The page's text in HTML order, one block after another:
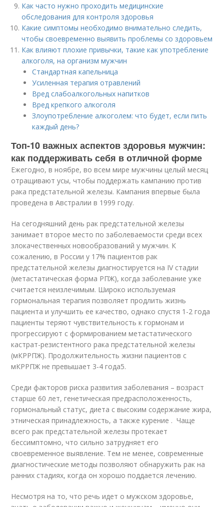
Как часто нужно проходить медицинские
обследования для контроля здоровья
Какие симптомы необходимо внимательно следить,
чтобы своевременно выявить проблемы со здоровьем
Как влияют плохие привычки, такие как употребление
алкоголя, на организм мужчин
Стандартная капельница
Усиленная терапия отравлений
Вред слабоалкогольных напитков
Вред крепкого алкоголя
Злоупотребление алкоголем: что будет, если пить
каждый день?
Топ-10 важных аспектов здоровья мужчин:
как поддерживать себя в отличной форме
Ежегодно, в ноябре, во всем мире мужчины целый месяц
отращивают усы, чтобы поддержать кампанию против
рака предстательной железы. Кампания впервые была
проведена в Австралии в 1999 году.
На сегодняшний день рак предстательной железы
занимает второе место по заболеваемости среди всех
злокачественных новообразований у мужчин. К
сожалению, в России у 17% пациентов рак
предстательной железы диагностируется на IV стадии
(метастатическая форма РПЖ), когда заболевание уже
считается неизлечимым. Широко используемая
гормональная терапия позволяет продлить жизнь
пациента и улучшить ее качество, однако спустя 1-2 года
пациенты теряют чувствительность к гормонам и
прогрессируют с формированием метастатического
кастрат-резистентного рака предстательной железы
(мКРРПЖ). Продолжительность жизни пациентов с
мКРРПЖ не превышает 3-4 года5.
Среди факторов риска развития заболевания – возраст
старше 60 лет, генетическая предрасположенность,
гормональный статус, диета с высоким содержание жира,
этническая принадлежность, а также курение . Чаще
всего рак предстательной железы протекает
бессимптомно, что сильно затрудняет его
своевременное выявление. Тем не менее, современные
диагностические методы позволяют обнаружить рак на
ранних стадиях, когда он хорошо поддается лечению.
Несмотря на то, что речь идет о мужском здоровье,